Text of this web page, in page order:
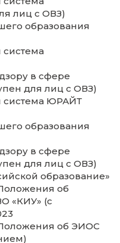
Положения об
в
№ 131 17.10.2025
национальной
с ООО
хостинга
системам и
и